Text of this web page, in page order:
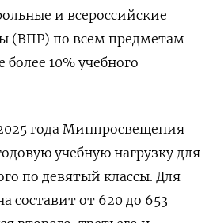
и всероссийские
(ВПР) по всем предметам
более 10% учебного
года Минпросвещения
учебную нагрузку для
по девятый классы. Для
составит от 620 до 653